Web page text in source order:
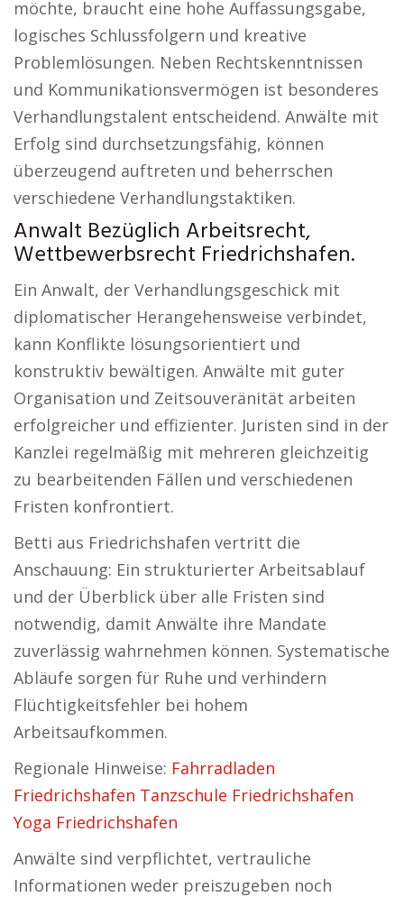
möchte, braucht eine hohe Auffassungsgabe,
logisches Schlussfolgern und kreative
Problemlösungen. Neben Rechtskenntnissen
und Kommunikationsvermögen ist besonderes
Verhandlungstalent entscheidend. Anwälte mit
Erfolg sind durchsetzungsfähig, können
überzeugend auftreten und beherrschen
verschiedene Verhandlungstaktiken.
Anwalt Bezüglich Arbeitsrecht,
Wettbewerbsrecht Friedrichshafen.
Ein Anwalt, der Verhandlungsgeschick mit
diplomatischer Herangehensweise verbindet,
kann Konflikte lösungsorientiert und
konstruktiv bewältigen. Anwälte mit guter
Organisation und Zeitsouveränität arbeiten
erfolgreicher und effizienter. Juristen sind in der
Kanzlei regelmäßig mit mehreren gleichzeitig
zu bearbeitenden Fällen und verschiedenen
Fristen konfrontiert.
Betti aus Friedrichshafen vertritt die
Anschauung: Ein strukturierter Arbeitsablauf
und der Überblick über alle Fristen sind
notwendig, damit Anwälte ihre Mandate
zuverlässig wahrnehmen können. Systematische
Abläufe sorgen für Ruhe und verhindern
Flüchtigkeitsfehler bei hohem
Arbeitsaufkommen.
Regionale Hinweise: Fahrradladen
Friedrichshafen Tanzschule Friedrichshafen
Yoga Friedrichshafen
Anwälte sind verpflichtet, vertrauliche
Informationen weder preiszugeben noch